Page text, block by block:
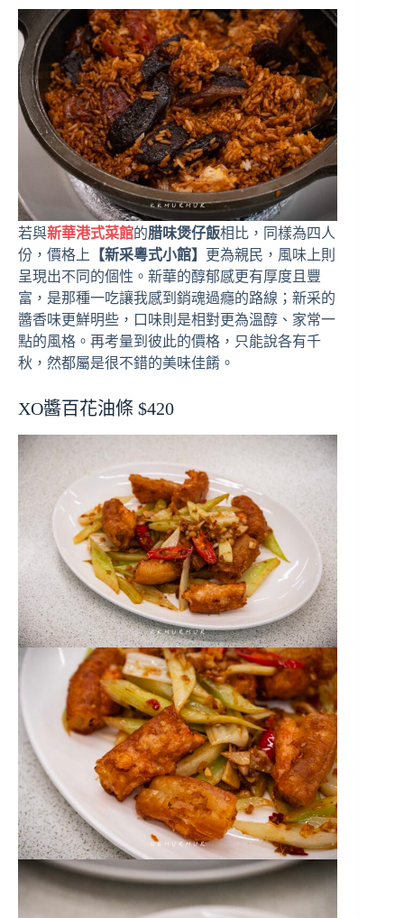
若與新華港式菜館的腊味煲仔飯相比，同樣為四人
份，價格上
【新采粵式小館】
更為親民，風味上則
呈現出不同的個性。新華的醇郁感更有厚度且豐
富，是那種一吃讓我感到銷魂過癮的路線；新采的
醬香味更鮮明些，口味則是相對更為溫醇、家常一
點的風格。再考量到彼此的價格，只能說各有千
秋，然都屬是很不錯的美味佳餚。
XO醬百花油條 $420